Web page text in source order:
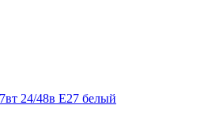
24/48в Е27 белый